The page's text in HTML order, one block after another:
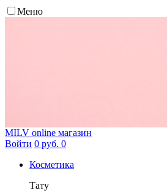
Меню
MILV online магазин
Войти 0 руб. 0
Косметика
Тату